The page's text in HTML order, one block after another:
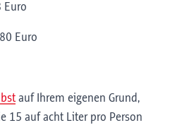
Euro
Euro
auf Ihrem eigenen Grund,
15 auf acht Liter pro Person